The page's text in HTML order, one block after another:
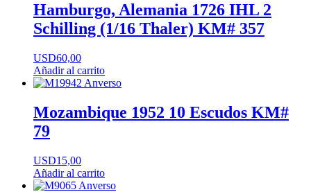
Hamburgo, Alemania 1726 IHL 2
Schilling (1/16 Thaler) KM# 357
USD60,00
Añadir al carrito
Mozambique 1952 10 Escudos KM#
79
USD15,00
Añadir al carrito